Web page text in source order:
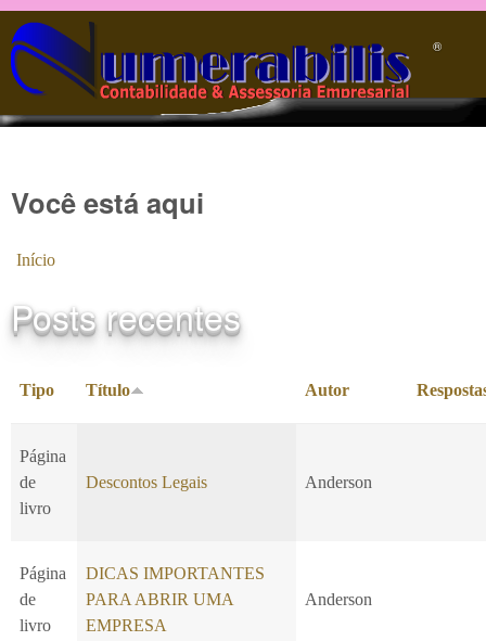
Pular para o conteúdo principal
®️
Você está aqui
Início
Posts recentes
Tipo Título Autor
Página
de
livro
Descontos Legais Anderson
Página
de
livro
DICAS IMPORTANTES
PARA ABRIR UMA
EMPRESA
Anderson